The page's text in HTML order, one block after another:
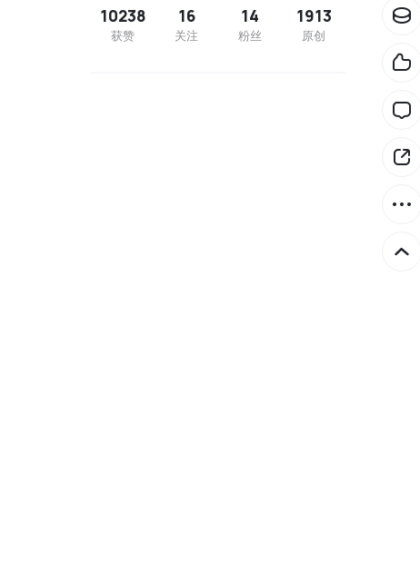
10238
获赞
16
关注
14
粉丝
1913
原创